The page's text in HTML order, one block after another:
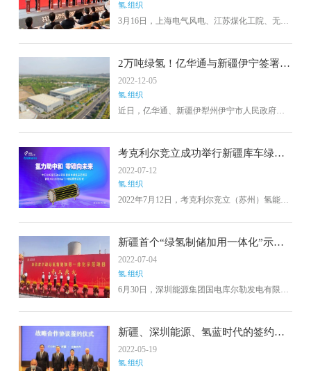
到端的“零排放”，助力新疆早日达成“30、60”双
碳目标。
氢.组织
3月16日，上海电气风电、江苏煤化工院、无锡
在上海浦东新区金融信息中心签署了克拉玛依
市能化共轨碳中和项目合作协议。克拉玛依市
能化共轨碳中和项目的实施，将为全国各地推
广复制该模式打下坚实基础。
2万吨绿氢！亿华通与新疆伊宁签署光
伏绿电制氢源网荷储一体化项目协议
2022-12-05
氢.组织
近日，亿华通、新疆伊犁州伊宁市人民政府、
三方签署协议，将共同推动伊宁市的光伏绿电
制氢源网荷储一体化项目。此次合作共同推动
光伏电站、电解水制氢、加氢站、氢储能、氢
燃料电池整车应用等项目。预计电解水制氢工
厂产能达到每年2万吨绿氢，计划建成加氢站20
座，可以满足3000余辆氢燃料电池重卡的日常
考克利尔竞立成功举行新疆库车绿氢
示范项目首批4台1000Nm³/h电解槽发
运仪式！
2022-07-12
氢.组织
2022年7月12日，考克利尔竞立（苏州）氢能科
库车绿氢示范项目首批4台1000Nm³/h电解槽发
运仪式。
新疆首个“绿氢制储加用一体化”示范
项目正式启动
2022-07-04
氢.组织
6月30日，深圳能源集团国电库尔勒发电有限公
尔勒经开区举行了深能库尔勒绿氢制储加用一
体化示范项目开工仪式。据报道，库尔勒“绿氢
制储加用”一体化示范项目是今年5月新疆自治
区政府、深圳能源集团与深圳氢蓝时代共同签
署战略合作协议后的第一个重大落地项目，也
新疆、深圳能源、氢蓝时代的签约，
促进了氢能和燃料电池全产业链的发
展
2022-05-19
氢.组织